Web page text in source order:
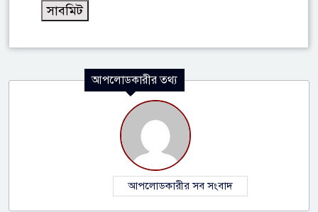
আপলোডকারীর তথ্য
আপলোডকারীর সব সংবাদ